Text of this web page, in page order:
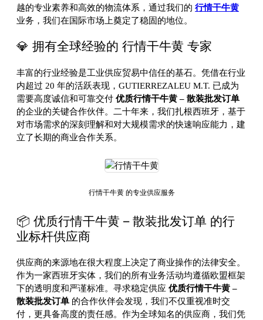
越的专业素养和高效的物流体系，通过我们的 行情干牛黄
业务，我们在国际市场上奠定了稳固的地位。
💎 拥有全球经验的 行情干牛黄 专家
丰富的行业经验是工业供应贸易中信任的基石。凭借在行业
内超过 20 年的活跃表现，GUTIERREZALEU M.T. 已成为
需要高度诚信和可靠交付 优质行情干牛黄 – 散装批发订单
的企业的关键合作伙伴。二十年来，我们扎根西班牙，基于
对市场需求的深刻理解和对大规模需求的快速响应能力，建
立了长期的商业合作关系。
行情干牛黄 的专业供应服务
📦 优质行情干牛黄 – 散装批发订单 的行
业标杆供应商
供应商的来源地在很大程度上决定了商业操作的法律安全。
作为一家西班牙实体，我们的所有业务活动均遵循欧盟框架
下的透明度和严谨标准。寻求稳定供应 优质行情干牛黄 –
散装批发订单 的合作伙伴会发现，我们不仅重视准时交
付，更具备高度的责任感。作为全球知名的供应商，我们凭